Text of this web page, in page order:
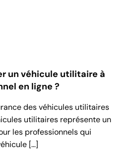
un véhicule utilitaire à
en ligne ?
des véhicules utilitaires
utilitaires représente un
les professionnels qui
[…]